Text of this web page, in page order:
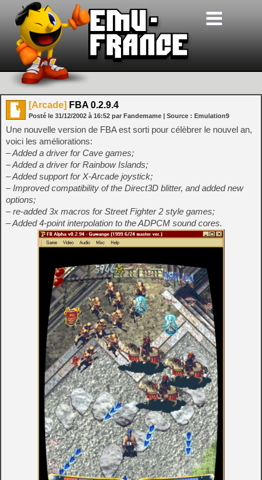
[Arcade] FBA 0.2.9.4
Posté le 31/12/2002 à 16:52 par Fandemame | Source : Emulation9
Une nouvelle version de FBA est sorti pour célèbrer le nouvel an,
voici les améliorations:
– Added a driver for Cave games;
– Added a driver for Rainbow Islands;
– Added support for X-Arcade joystick;
– Improved compatibility of the Direct3D blitter, and added new
options;
– re-added 3x macros for Street Fighter 2 style games;
– Added 4-point interpolation to the ADPCM sound cores.